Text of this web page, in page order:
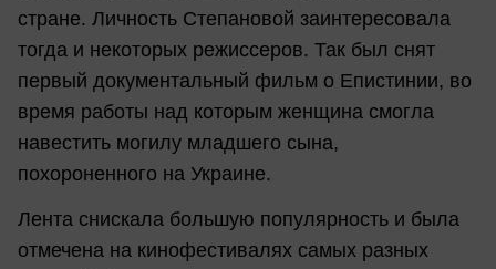
стране. Личность Степановой заинтересовала
тогда и некоторых режиссеров. Так был снят
первый документальный фильм о Епистинии, во
время работы над которым женщина смогла
навестить могилу младшего сына,
похороненного на Украине.
Лента снискала большую популярность и была
отмечена на кинофестивалях самых разных